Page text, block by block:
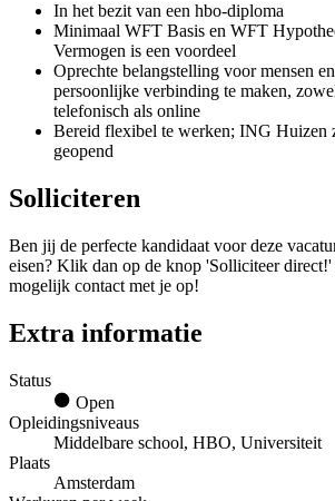
In het bezit van een hbo-diploma
Minimaal WFT Basis en WFT
Vermogen is een voordeel
Oprechte belangstelling voor mensen
persoonlijke verbinding te maken,
telefonisch als online
Bereid flexibel te werken; ING Huizen
geopend
Solliciteren
Ben jij de perfecte kandidaat voor deze
eisen? Klik dan op de knop 'Solliciteer direct!'
mogelijk contact met je op!
Extra informatie
Status
Open
Opleidingsniveaus
Middelbare school, HBO, Universiteit
Plaats
Amsterdam